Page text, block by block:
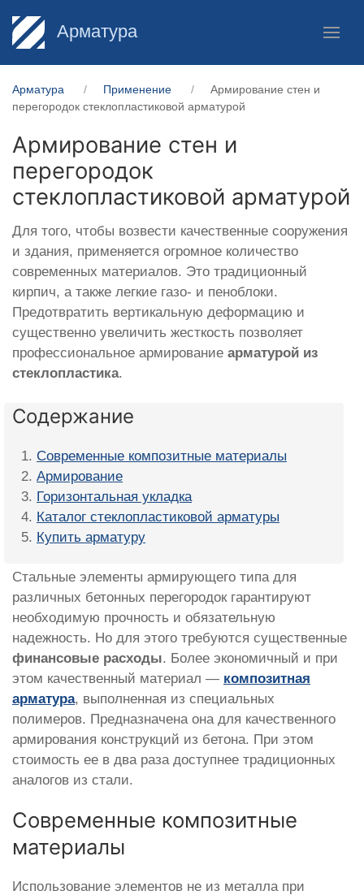
Арматура
Арматура Применение
Армирование стен и
перегородок стеклопластиковой арматурой
Армирование стен и
перегородок
стеклопластиковой арматурой
Для того, чтобы возвести качественные сооружения
и здания, применяется огромное количество
современных материалов. Это традиционный
кирпич, а также легкие газо- и пеноблоки.
Предотвратить вертикальную деформацию и
существенно увеличить жесткость позволяет
профессиональное армирование арматурой из
стеклопластика.
Содержание
Современные композитные материалы
Армирование
Горизонтальная укладка
Каталог стеклопластиковой арматуры
Купить арматуру
Стальные элементы армирующего типа для
различных бетонных перегородок гарантируют
необходимую прочность и обязательную
надежность. Но для этого требуются существенные
финансовые расходы. Более экономичный и при
этом качественный материал — композитная
арматура, выполненная из специальных
полимеров. Предназначена она для качественного
армирования конструкций из бетона. При этом
стоимость ее в два раза доступнее традиционных
аналогов из стали.
Современные композитные
материалы
Использование элементов не из металла при